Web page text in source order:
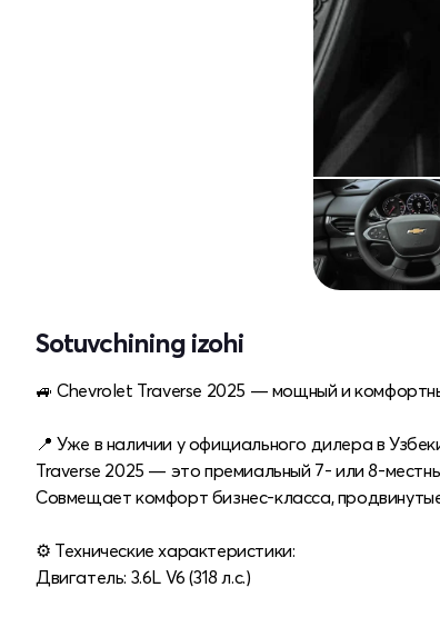
Sotuvchining izohi
🚙 Chevrolet Traverse 2025 — мощный и
📍 Уже в наличии у официального дилера в
Traverse 2025 — это премиальный 7- или 8-
Совмещает комфорт бизнес-класса,
⚙️ Технические характеристики:
Двигатель: 3.6L V6 (318 л.с.)